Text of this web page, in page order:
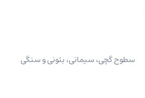
سطوح گچی، سیمانی، بتونی و سنگی